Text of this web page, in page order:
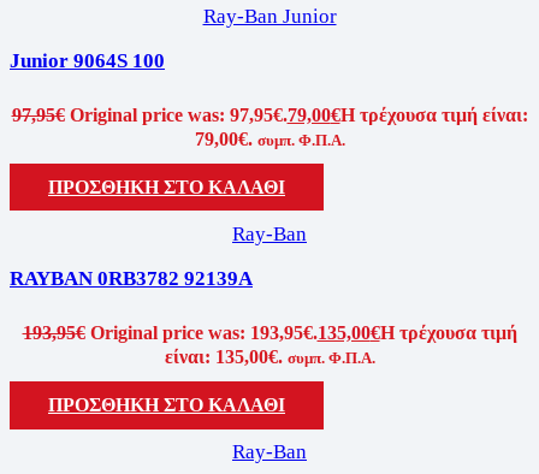
Ray-Ban Junior
Junior 9064S 100
97,95€ Original price was: 97,95€.79,00€Η τρέχουσα τιμή είναι:
79,00€. συμπ. Φ.Π.Α.
ΠΡΟΣΘΗΚΗ ΣΤΟ ΚΑΛΑΘΙ
Ray-Ban
RAYBAN 0RB3782 92139A
193,95€ Original price was: 193,95€.135,00€Η τρέχουσα τιμή
είναι: 135,00€. συμπ. Φ.Π.Α.
ΠΡΟΣΘΗΚΗ ΣΤΟ ΚΑΛΑΘΙ
Ray-Ban